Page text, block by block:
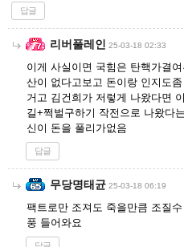
답글
리버풀레인 25-03-18 02:33
이게 사실이면 국힘은 탄핵가결
산이 없다고보고 돈이랑 인지도
거고 김건희가 저렇게 나왔다면
길+쩍벌구하기 작전으로 나왔다
신이 돈을 풀리가없음
답글
무당명태균 25-03-18 06:19
팩트로만 조져도 죽을만큼 조질
풍 들어와요